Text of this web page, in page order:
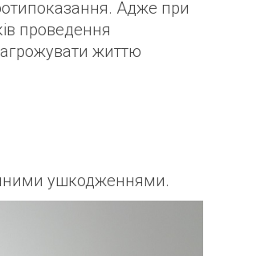
Адже при
проведення
життю
ушкодженнями.